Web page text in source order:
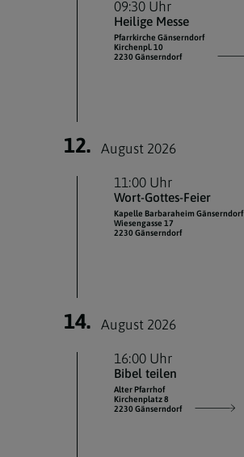
09:30 Uhr
Heilige Messe
Pfarrkirche Gänserndorf
Kirchenpl. 10
2230 Gänserndorf
12. August 2026
11:00 Uhr
Wort-Gottes-Feier
Kapelle Barbaraheim Gänserndorf
Wiesengasse 17
2230 Gänserndorf
14. August 2026
16:00 Uhr
Bibel teilen
Alter Pfarrhof
Kirchenplatz 8
2230 Gänserndorf